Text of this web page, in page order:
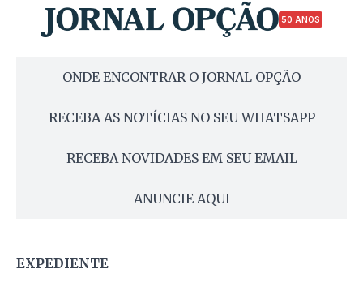
50 ANOS
ONDE ENCONTRAR O JORNAL OPÇÃO
RECEBA AS NOTÍCIAS NO SEU WHATSAPP
RECEBA NOVIDADES EM SEU EMAIL
ANUNCIE AQUI
EXPEDIENTE